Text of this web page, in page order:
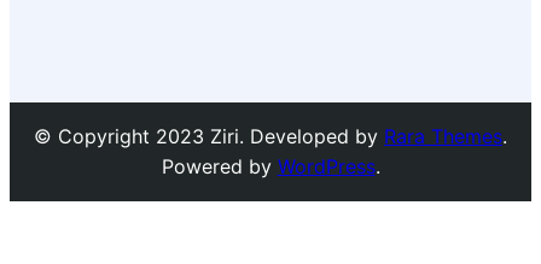
© Copyright 2023 Ziri. Developed by Rara Themes.
Powered by WordPress.